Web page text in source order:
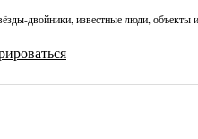
двойники, известные люди, объекты